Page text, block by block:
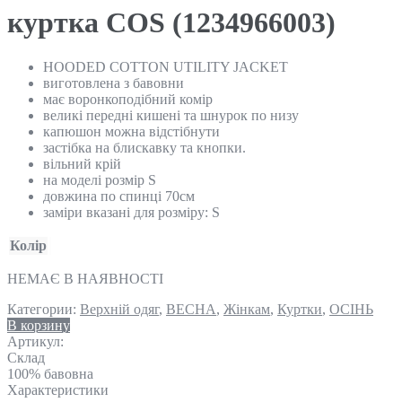
куртка COS (1234966003)
HOODED COTTON UTILITY JACKET
виготовлена ​​з бавовни
має воронкоподібний комір
великі передні кишені та шнурок по низу
капюшон можна відстібнути
застібка на блискавку та кнопки.
вільний крій
на моделі розмір S
довжина по спинці 70см
заміри вказані для розміру: S
Колір
НЕМАЄ В НАЯВНОСТІ
Категории: Верхній одяг, ВЕСНА, Жінкам, Куртки, ОСІНЬ
В корзину
Артикул:
Склад
100% бавовна
Характеристики